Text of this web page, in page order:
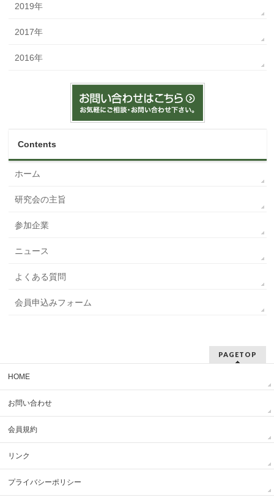
2019年
2017年
2016年
Contents
ホーム
研究会の主旨
参加企業
ニュース
よくある質問
会員申込みフォーム
PAGETOP
HOME
お問い合わせ
会員規約
リンク
プライバシーポリシー